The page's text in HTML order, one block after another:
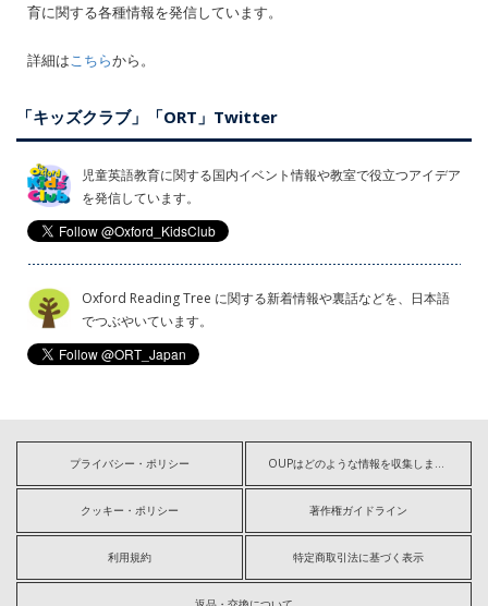
育に関する各種情報を発信しています。
詳細はこちらから。
「キッズクラブ」「ORT」Twitter
児童英語教育に関する国内イベント情報や教室で役立つアイデア
を発信しています。
Oxford Reading Tree に関する新着情報や裏話などを、日本語
でつぶやいています。
プライバシー・ポリシー OUPはどのような情報を収集しますか?
クッキー・ポリシー 著作権ガイドライン
利用規約 特定商取引法に基づく表示